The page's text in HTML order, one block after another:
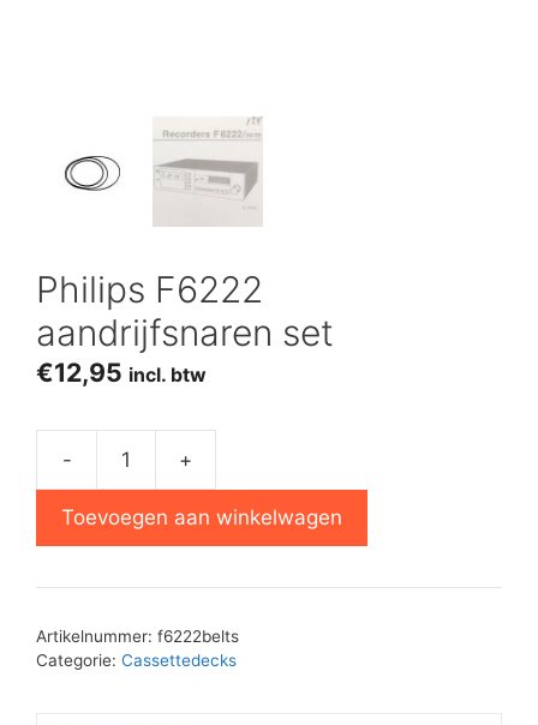
Philips F6222
aandrijfsnaren set
€12,95 incl. btw
-
aandrijfsnaren
aantal
+
Toevoegen aan winkelwagen
Artikelnummer: f6222belts
Categorie: Cassettedecks